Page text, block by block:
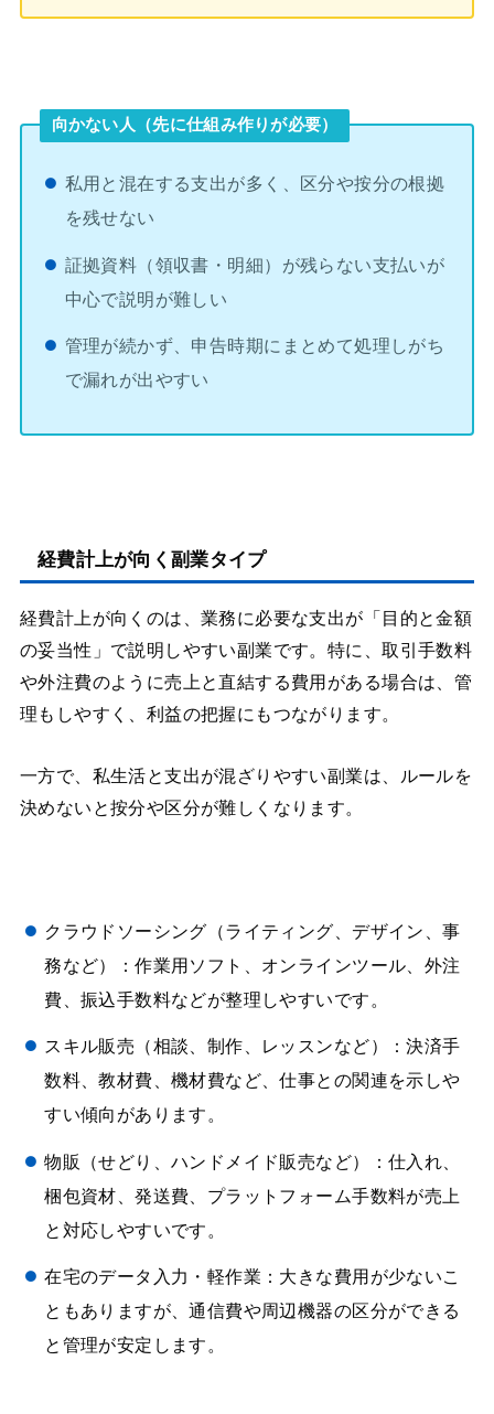
向かない人（先に仕組み作りが必要）
私用と混在する支出が多く、区分や按分の根拠
を残せない
証拠資料（領収書・明細）が残らない支払いが
中心で説明が難しい
管理が続かず、申告時期にまとめて処理しがち
で漏れが出やすい
経費計上が向く副業タイプ
経費計上が向くのは、業務に必要な支出が「目的と金額
の妥当性」で説明しやすい副業です。特に、取引手数料
や外注費のように売上と直結する費用がある場合は、管
理もしやすく、利益の把握にもつながります。
一方で、私生活と支出が混ざりやすい副業は、ルールを
決めないと按分や区分が難しくなります。
クラウドソーシング（ライティング、デザイン、事
務など）：作業用ソフト、オンラインツール、外注
費、振込手数料などが整理しやすいです。
スキル販売（相談、制作、レッスンなど）：決済手
数料、教材費、機材費など、仕事との関連を示しや
すい傾向があります。
物販（せどり、ハンドメイド販売など）：仕入れ、
梱包資材、発送費、プラットフォーム手数料が売上
と対応しやすいです。
在宅のデータ入力・軽作業：大きな費用が少ないこ
ともありますが、通信費や周辺機器の区分ができる
と管理が安定します。